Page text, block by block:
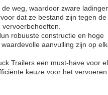
weg, waardoor zware
dat ze bestand zijn tegen de
robuuste constructie en hoge
aanvulling zijn op
Trailers een must-have voor
keuze voor het vervoeren